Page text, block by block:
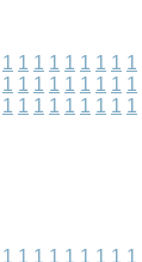
1 1 1 1 1 1 1 1 1
1 1 1 1 1 1 1 1 1
1 1 1 1 1 1 1 1 1
1 1 1 1 1 1 1 1 1